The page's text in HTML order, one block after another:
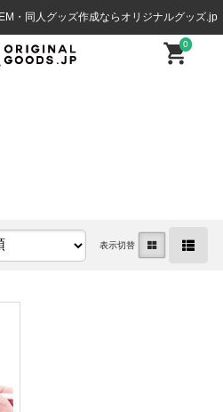
・同人グッズ作成ならオリジナルグッズ.jp
0
表示切替